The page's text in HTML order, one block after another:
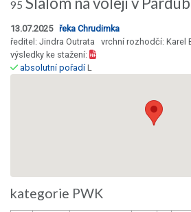
95
13.07.2025 řeka Chrudimka
ředitel: Jindra Outrata vrchní rozhodčí: Karel
výsledky ke stažení:
absolutní pořadíL
kategorie PWK